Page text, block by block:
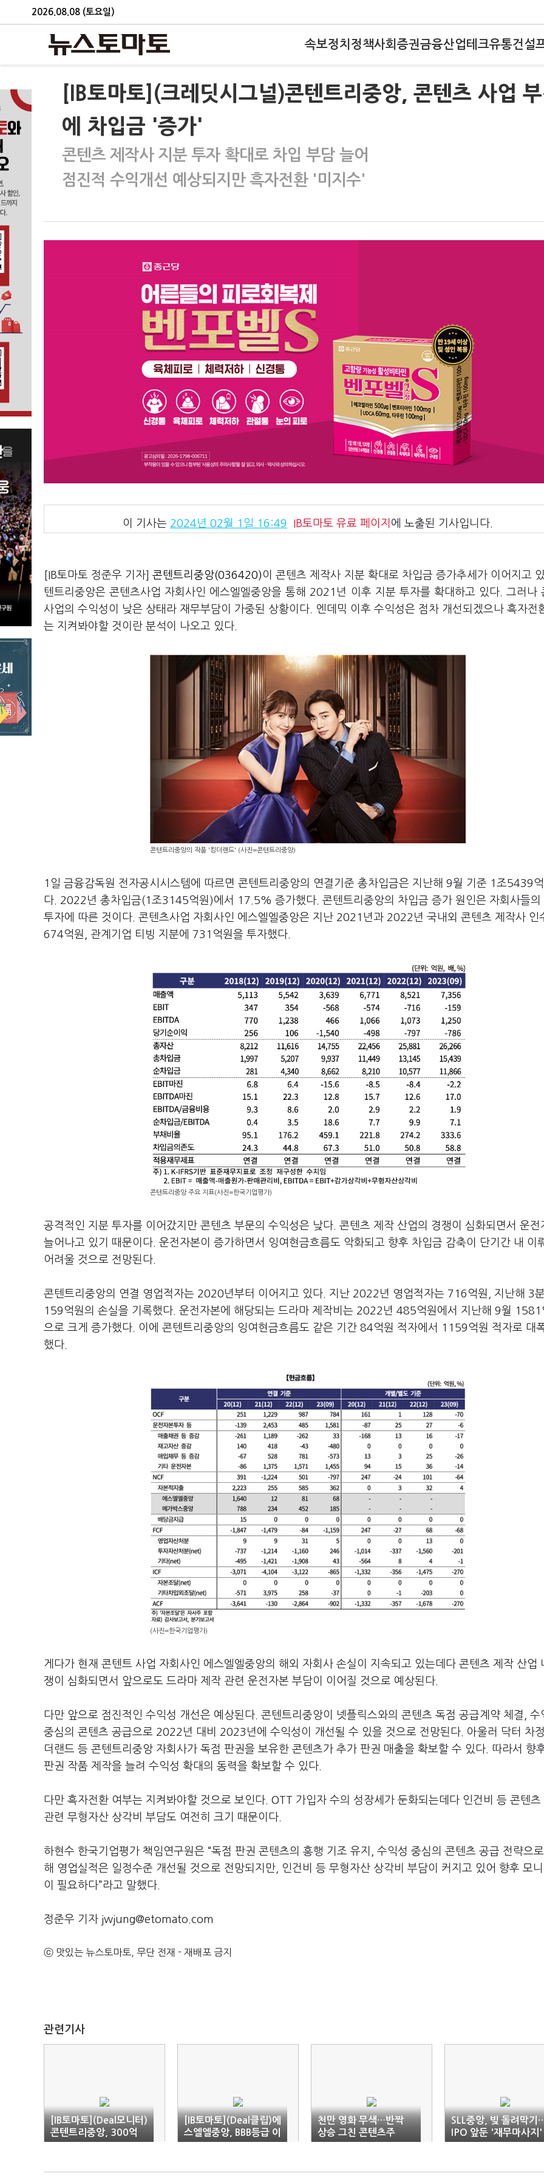
2026.08.08 (토요일)
속보정치 정책사회 증권금융산업테크유통건설
[IB토마토](크레딧시그널)콘텐트리중앙, 콘텐츠 사업
에 차입금 '증가'
콘텐츠 제작사 지분 투자 확대로 차입 부담 늘어
점진적 수익개선 예상되지만 흑자전환 '미지수'
이 기사는 2024년 02월 1일 16:49 IB토마토 유료 페이지 에 노출된 기사입니다.
[IB토마토 정준우 기자]콘텐트리중앙(036420)이 콘텐츠 제작사 지분 확대로 차입금 증가추세가 이어지고
텐트리중앙은 콘텐츠사업 자회사인 에스엘엘중앙을 통해 2021년 이후 지분 투자를 확대하고 있다. 그러나
사업의 수익성이 낮은 상태라 재무부담이 가중된 상황이다. 엔데믹 이후 수익성은 점차 개선되겠으나 흑자전
는 지켜봐야할 것이란 분석이 나오고 있다.
콘텐트리중앙의 작품 '킹더랜드' (사진=콘텐트리중앙)
1일 금융감독원 전자공시시스템에 따르면 콘텐트리중앙의 연결기준 총차입금은 지난해 9월 기준 1조5439
다. 2022년 총차입금(1조3145억원)에서 17.5% 증가했다. 콘텐트리중앙의 차입금 증가 원인은 자회사들의
투자에 따른 것이다. 콘텐츠사업 자회사인 에스엘엘중앙은 지난 2021년과 2022년 국내외 콘텐츠 제작사 인
674억원, 관계기업 티빙 지분에 731억원을 투자했다.
콘텐트리중앙 주요 지표(사진=한국기업평가)
공격적인 지분 투자를 이어갔지만 콘텐츠 부문의 수익성은 낮다. 콘텐츠 제작 산업의 경쟁이 심화되면서 운전
늘어나고 있기 때문이다. 운전자본이 증가하면서 잉여현금흐름도 악화되고 향후 차입금 감축이 단기간 내 이
어려울 것으로 전망된다.
콘텐트리중앙의 연결 영업적자는 2020년부터 이어지고 있다. 지난 2022년 영업적자는 716억원, 지난해 3
159억원의 손실을 기록했다. 운전자본에 해당되는 드라마 제작비는 2022년 485억원에서 지난해 9월 1581
으로 크게 증가했다. 이에 콘텐트리중앙의 잉여현금흐름도 같은 기간 84억원 적자에서 1159억원 적자로 대
했다.
(사진=한국기업평가)
게다가 현재 콘텐트 사업 자회사인 에스엘엘중앙의 해외 자회사 손실이 지속되고 있는데다 콘텐츠 제작 산업
쟁이 심화되면서 앞으로도 드라마 제작 관련 운전자본 부담이 이어질 것으로 예상된다.
다만 앞으로 점진적인 수익성 개선은 예상된다. 콘텐트리중앙이 넷플릭스와의 콘텐츠 독점 공급계약 체결, 수
중심의 콘텐츠 공급으로 2022년 대비 2023년에 수익성이 개선될 수 있을 것으로 전망된다. 아울러 닥터 차
더랜드 등 콘텐트리중앙 자회사가 독점 판권을 보유한 콘텐츠가 추가 판권 매출을 확보할 수 있다. 따라서 향
판권 작품 제작을 늘려 수익성 확대의 동력을 확보할 수 있다.
다만 흑자전환 여부는 지켜봐야할 것으로 보인다. OTT 가입자 수의 성장세가 둔화되는데다 인건비 등 콘텐츠
관련 무형자산 상각비 부담도 여전히 크기 때문이다.
하현수 한국기업평가 책임연구원은 “독점 판권 콘텐츠의 흥행 기조 유지, 수익성 중심의 콘텐츠 공급 전략으
해 영업실적은 일정수준 개선될 것으로 전망되지만, 인건비 등 무형자산 상각비 부담이 커지고 있어 향후 모
이 필요하다”라고 말했다.
정준우 기자 jwjung@etomato.com
ⓒ 맛있는 뉴스토마토, 무단 전재 - 재배포 금지
관련기사
[IB토마토](Deal모니터)
콘텐트리중앙, 300억
발행…BBB급 비유량채
[IB토마토](Deal클립)에
스엘엘중앙, BBB등급 이
례적 흥행…자금 수혈
천만 영화 무색…반짝
상승 그친 콘텐츠주
SLL중앙, 빚 돌려막기
IPO 앞둔 '재무마사지'
시작